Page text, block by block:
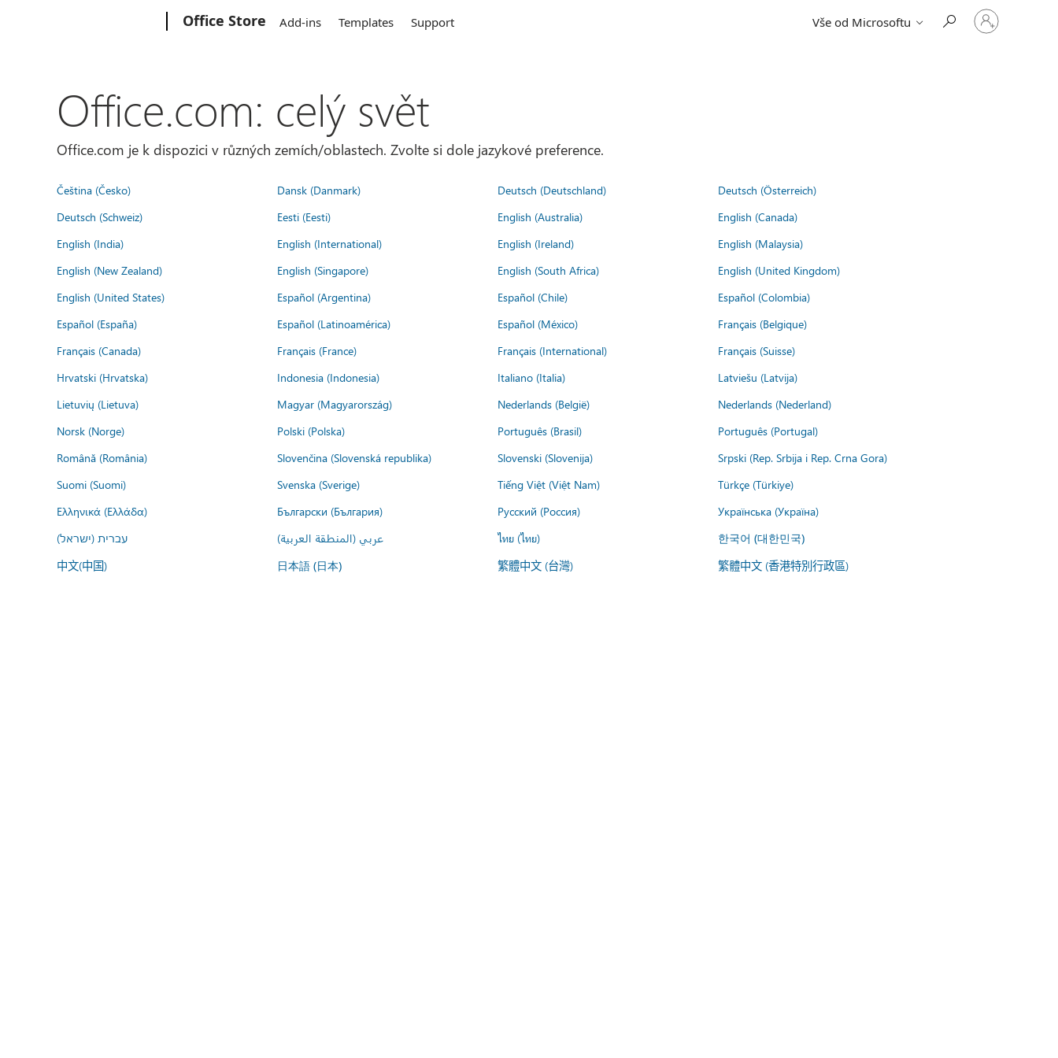
Office Store Add-ins Templates Support Vše od Microsoftu
Přihlaste
se
Office.com: celý svět
Office.com je k dispozici v různých zemích/oblastech. Zvolte si dole jazykové preference.
Čeština (Česko) Dansk (Danmark) Deutsch (Deutschland)
Deutsch (Österreich)
Deutsch (Schweiz)
Eesti (Eesti) English (Australia)
English (Canada)
English (India)
English (International) English (Ireland)
English (Malaysia)
English (New Zealand)
English (Singapore) English (South Africa)
English (United Kingdom)
English (United States)
Español (Argentina) Español (Chile)
Español (Colombia)
Español (España)
Español (Latinoamérica) Español (México)
Français (Belgique)
Français (Canada)
Français (France) Français (International)
Français (Suisse)
Hrvatski (Hrvatska)
Indonesia (Indonesia) Italiano (Italia)
Latviešu (Latvija)
Lietuvių (Lietuva)
Magyar (Magyarország) Nederlands (België)
Nederlands (Nederland)
Norsk (Norge)
Polski (Polska) Português (Brasil)
Português (Portugal)
Română (România)
Slovenčina (Slovenská republika) Slovenski (Slovenija)
Srpski (Rep. Srbija i Rep. Crna Gora)
Suomi (Suomi)
Svenska (Sverige) Tiếng Việt (Việt Nam)
Türkçe (Türkiye)
Ελληνικά (Ελλάδα)
Български (България) Русский (Россия)
Українська (Україна)
עברית (ישראל)
عربي (المنطقة العربية) ไทย (ไทย) 한국어 (대한민국)
中文(中国) 日本語 (日本) 繁體中文 (台灣) 繁體中文 (香港特別行政區)